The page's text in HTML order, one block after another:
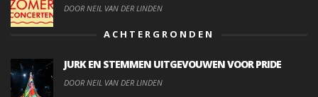
DOOR NEIL VAN DER LINDEN
ACHTERGRONDEN
JURK EN STEMMEN UITGEVOUWEN VOOR PRIDE
DOOR NEIL VAN DER LINDEN